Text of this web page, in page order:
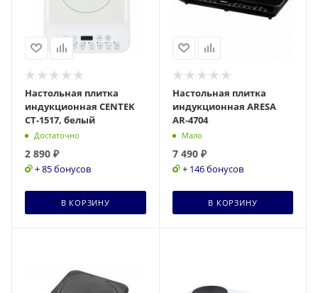
Настольная плитка
индукционная CENTEK
CT-1517, белый
Достаточно
2 890 ₽
+ 85 бонусов
В КОРЗИНУ
Настольная плитка
индукционная ARESA
AR-4704
Мало
7 490₽
+ 146 бонусов
В КОРЗИНУ